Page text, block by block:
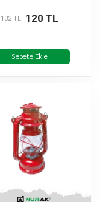
120 TL
132 TL
Sepete Ekle